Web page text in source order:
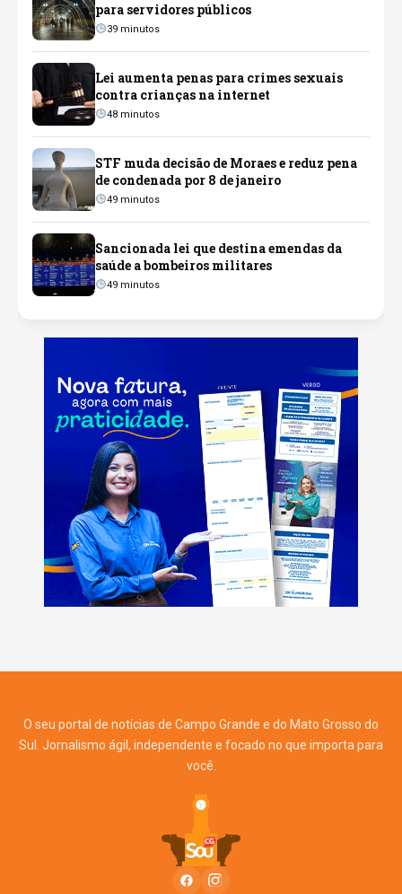
para servidores públicos
39 minutos
Lei aumenta penas para crimes sexuais
contra crianças na internet
48 minutos
STF muda decisão de Moraes e reduz pena
de condenada por 8 de janeiro
49 minutos
Sancionada lei que destina emendas da
saúde a bombeiros militares
49 minutos
O seu portal de notícias de Campo Grande e do Mato Grosso do
Sul. Jornalismo ágil, independente e focado no que importa para
você.